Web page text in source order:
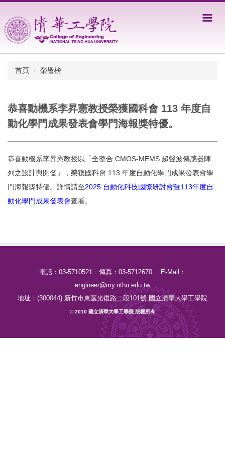
到
主
要
首頁 榮譽榜
恭喜動機系李昇憲教授榮獲國科會 113 年度自
動化學門成果發表會學門海報獎特優。
恭喜動機系李昇憲教授以「全整合 CMOS-MEMS 超聲波傳感器陣
列之設計與開發」，榮獲國科會 113 年度自動化學門成果發表會學
門海報獎特優。詳情請至2025 自動化科技國際研討會暨113年度自
動化學門成果發表會查看。
電話：03-5710521 傳真：03-5712670 E-Mail：
engineer@my.nthu.edu.tw
地址：(300044) 新竹市東區光復路二段101號 國立清華大學工學院
© 2010 國立清華大學工學院 版權所有